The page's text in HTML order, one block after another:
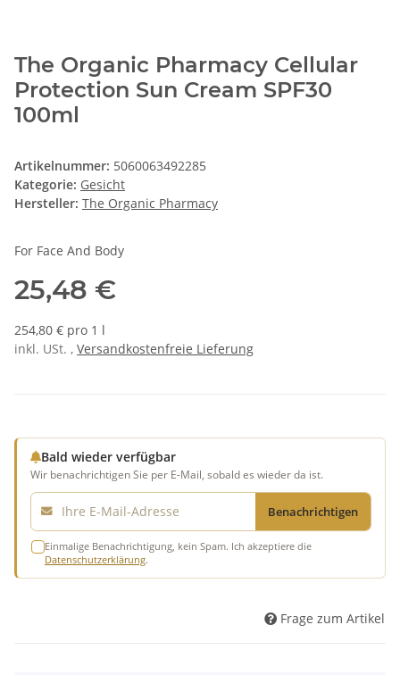
The Organic Pharmacy Cellular
Protection Sun Cream SPF30
100ml
Artikelnummer: 5060063492285
Kategorie: Gesicht
Hersteller: The Organic Pharmacy
For Face And Body
25,48 €
254,80 € pro 1 l
inkl. USt. , Versandkostenfreie Lieferung
Bald wieder verfügbar
Wir benachrichtigen Sie per E-Mail, sobald es wieder da ist.
E-Mail
Benachrichtigen
Einmalige Benachrichtigung, kein Spam. Ich akzeptiere die
Datenschutzerklärung.
Frage zum Artikel